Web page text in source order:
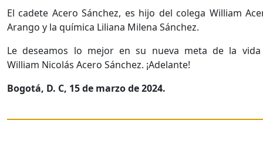
El cadete Acero Sánchez, es hijo del colega William
Arango y la química Liliana Milena Sánchez.
Le deseamos lo mejor en su nueva meta de la
William Nicolás Acero Sánchez. ¡Adelante!
Bogotá, D. C, 15 de marzo de 2024.